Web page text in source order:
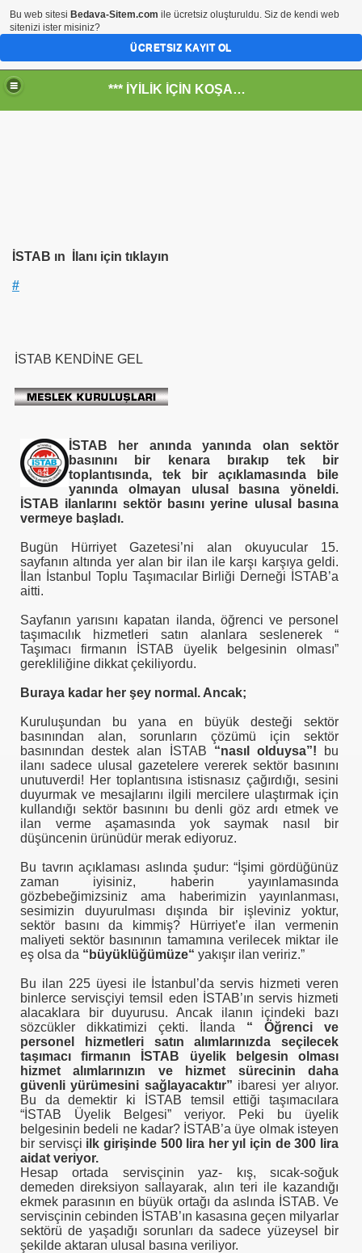
*** İYİLİK İÇİN KOŞANLARIN YERİ***
İSTAB ın İlanı için tıklayın
#
İSTAB KENDİNE GEL
İSTAB her anında yanında olan sektör
basınını bir kenara bırakıp tek bir
toplantısında, tek bir açıklamasında bile
yanında olmayan ulusal basına yöneldi.
İSTAB ilanlarını sektör basını yerine ulusal basına
vermeye başladı.
Bugün Hürriyet Gazetesi’ni alan okuyucular 15.
sayfanın altında yer alan bir ilan ile karşı karşıya geldi.
İlan İstanbul Toplu Taşımacılar Birliği Derneği İSTAB’a
aitti.
Sayfanın yarısını kapatan ilanda, öğrenci ve personel
taşımacılık hizmetleri satın alanlara seslenerek “
Taşımacı firmanın İSTAB üyelik belgesinin olması”
gerekliliğine dikkat çekiliyordu.
Buraya kadar her şey normal. Ancak;
Kuruluşundan bu yana en büyük desteği sektör
basınından alan, sorunların çözümü için sektör
basınından destek alan İSTAB “nasıl olduysa”! bu
ilanı sadece ulusal gazetelere vererek sektör basınını
unutuverdi! Her toplantısına istisnasız çağırdığı, sesini
duyurmak ve mesajlarını ilgili mercilere ulaştırmak için
kullandığı sektör basınını bu denli göz ardı etmek ve
ilan verme aşamasında yok saymak nasıl bir
düşüncenin ürünüdür merak ediyoruz.
Bu tavrın açıklaması aslında şudur: “İşimi gördüğünüz
zaman iyisiniz, haberin yayınlamasında
gözbebeğimizsiniz ama haberimizin yayınlanması,
sesimizin duyurulması dışında bir işleviniz yoktur,
sektör basını da kimmiş? Hürriyet’e ilan vermenin
maliyeti sektör basınının tamamına verilecek miktar ile
eş olsa da “büyüklüğümüze“ yakışır ilan veririz.”
Bu ilan 225 üyesi ile İstanbul’da servis hizmeti veren
binlerce servisçiyi temsil eden İSTAB’ın servis hizmeti
alacaklara bir duyurusu. Ancak ilanın içindeki bazı
sözcükler dikkatimizi çekti. İlanda “ Öğrenci ve
personel hizmetleri satın alımlarınızda seçilecek
taşımacı firmanın İSTAB üyelik belgesin olması
hizmet alımlarınızın ve hizmet sürecinin daha
güvenli yürümesini sağlayacaktır” ibaresi yer alıyor.
Bu da demektir ki İSTAB temsil ettiği taşımacılara
“İSTAB Üyelik Belgesi” veriyor. Peki bu üyelik
belgesinin bedeli ne kadar? İSTAB’a üye olmak isteyen
bir servisçi ilk girişinde 500 lira her yıl için de 300 lira
aidat veriyor.
Hesap ortada servisçinin yaz- kış, sıcak-soğuk
demeden direksiyon sallayarak, alın teri ile kazandığı
ekmek parasının en büyük ortağı da aslında İSTAB. Ve
servisçinin cebinden İSTAB’ın kasasına geçen milyarlar
sektörü de yaşadığı sorunları da sadece yüzeysel bir
şekilde aktaran ulusal basına veriliyor.
TOPKAR
Ne Yapar---
Birbirine Düşürme Oyunu
Vekilimize
AÇTINIZMI?
Bu web sitesi Bedava-Sitem.com ile ücretsiz oluşturuldu. Siz de kendi web
sitenizi ister misiniz?
ÜCRETSIZ KAYIT OL